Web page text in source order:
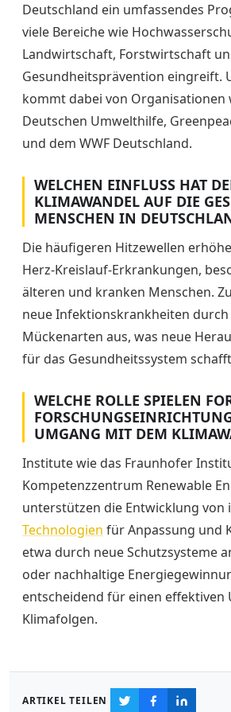
Deutschland ein umfassendes
viele Bereiche wie
Landwirtschaft, Forstwirtschaft
Gesundheitsprävention eingreift.
kommt dabei von Organisationen
Deutschen Umwelthilfe,
und dem WWF Deutschland.
WELCHEN EINFLUSS HAT
KLIMAWANDEL AUF DIE
MENSCHEN IN
Die häufigeren Hitzewellen
Herz-Kreislauf-Erkrankungen,
älteren und kranken Menschen.
neue Infektionskrankheiten durch
Mückenarten aus, was neue
für das Gesundheitssystem
WELCHE ROLLE SPIELEN
UMGANG MIT DEM
Institute wie das Fraunhofer
Kompetenzzentrum Renewable
unterstützen die Entwicklung von
Technologien für Anpassung und
etwa durch neue Schutzsysteme
oder nachhaltige
entscheidend für einen effektiven
Klimafolgen.
ARTIKEL TEILEN